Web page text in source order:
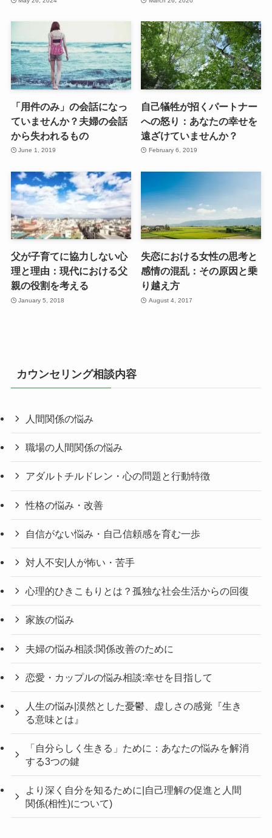
「用件のみ」の会話になっ
ていませんか？夫婦の会話
から失われるもの
June 1, 2019
自己犠牲が招くパートナー
への怒り：あなたの幸せを
遠ざけていませんか？
February 6, 2019
父が子育てに協力しない心
理と理由：現代における父
親の役割を考える
January 5, 2018
失恋における女性の思考と
感情の混乱：その原因と乗
り越え方
August 4, 2017
カウンセリング相談内容
人間関係の悩み
職場の人間関係の悩み
アダルトチルドレン・心の問題と行動特徴
性格の悩み・改善
自信がない悩み・自己信頼感を育む一歩
対人不安|人が怖い・苦手
心理的ひきこもりとは？孤独な社会生活からの回復
家族の悩み
夫婦の悩み相談:関係改善のために
恋愛・カップルの悩み相談:幸せを目指して
人生の悩み|漠然とした憂鬱、虚しさの感覚『生き
る意味とは』
「自分らしく生きる」ために：あなたの悩みを解消
する3つの鍵
より深く自分を知るために|自己理解の促進と人間
関係(相性)について)